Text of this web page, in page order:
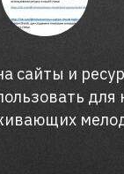
сайты и
для